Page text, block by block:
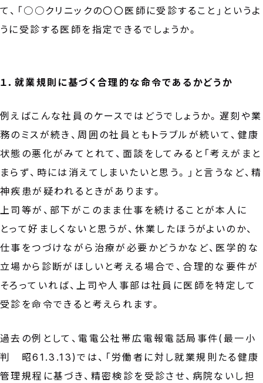
受付時間 10:00〜18:00（土日祝日定休）
お問い合わせフォーム
て、「○○クリニックの〇〇医師に受診すること」というよ
うに受診する医師を指定できるでしょうか。
１．就業規則に基づく合理的な命令であるかどうか
例えばこんな社員のケースではどうでしょうか。遅刻や業
務のミスが続き、周囲の社員ともトラブルが続いて、健康
状態の悪化がみてとれて、面談をしてみると「考えがまと
まらず、時には消えてしまいたいと思う。」と言うなど、精
神疾患が疑われるときがあります。
上司等が、部下がこのまま仕事を続けることが本人に
とって好ましくないと思うが、休業したほうがよいのか、
仕事をつづけながら治療が必要かどうかなど、医学的な
立場から診断がほしいと考える場合で、合理的な要件が
そろっていれば、上司や人事部は社員に医師を特定して
受診を命令できると考えられます。
過去の例として、電電公社帯広電報電話局事件(最一小
判 昭61.3.13)では、「労働者に対し就業規則たる健康
管理規程に基づき、精密検診を受診させ、病院ないし担